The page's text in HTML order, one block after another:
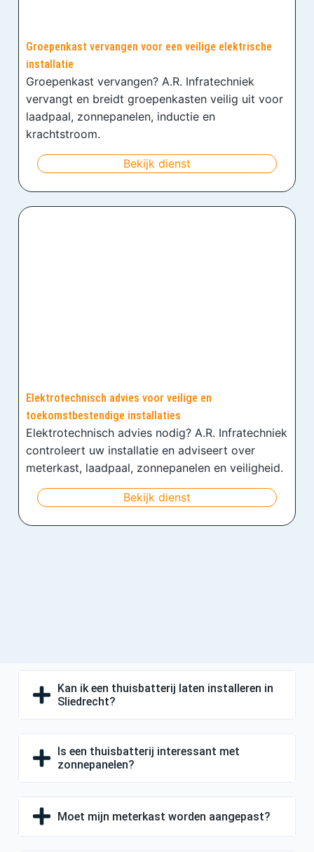
Groepenkast vervangen voor een veilige elektrische
installatie
Groepenkast vervangen? A.R. Infratechniek
vervangt en breidt groepenkasten veilig uit voor
laadpaal, zonnepanelen, inductie en
krachtstroom.
Bekijk dienst
Elektrotechnisch advies voor veilige en
toekomstbestendige installaties
Elektrotechnisch advies nodig? A.R. Infratechniek
controleert uw installatie en adviseert over
meterkast, laadpaal, zonnepanelen en veiligheid.
Bekijk dienst
Kan ik een thuisbatterij laten installeren in
Sliedrecht?
Is een thuisbatterij interessant met
zonnepanelen?
Moet mijn meterkast worden aangepast?